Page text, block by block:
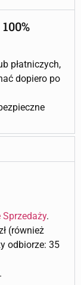
płatniczych,
dopiero po
Sprzedaży.
(również
odbiorze: 35
.